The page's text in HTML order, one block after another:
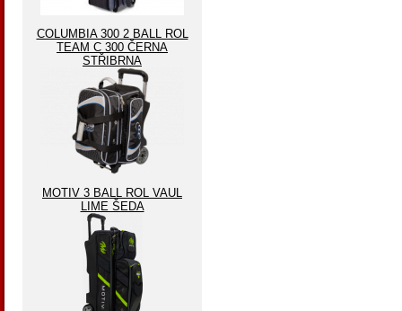
COLUMBIA 300 2 BALL ROL
TEAM C 300 ČERNA
STŘIBRNA
MOTIV 3 BALL ROL VAUL
LIME ŠEDA